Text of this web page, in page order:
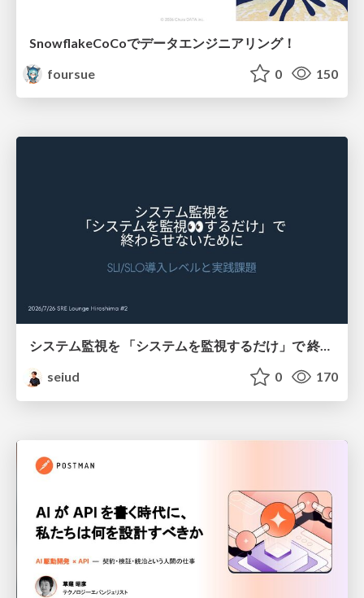
SnowflakeCoCoでデータエンジニアリング！
foursue
0 150
システム監視を 「システムを監視するだけ」で 終わらせないために
seiud
0 170